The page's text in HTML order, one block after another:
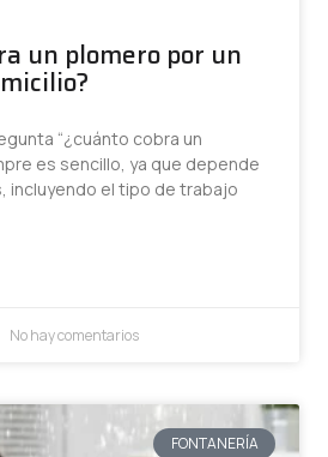
un plomero por un
“¿cuánto cobra un
es sencillo, ya que depende
incluyendo el tipo de trabajo
No hay comentarios
FONTANERÍA